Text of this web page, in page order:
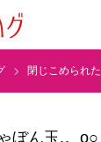
閉じこめられた
ぼん玉.。o○